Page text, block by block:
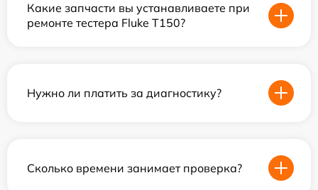
Какие запчасти вы устанавливаете при
ремонте тестера Fluke T150?
Нужно ли платить за диагностику?
Сколько времени занимает проверка?